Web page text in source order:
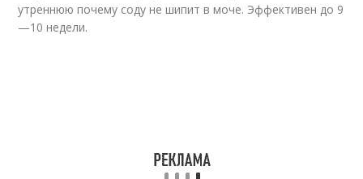
утреннюю почему соду не шипит в моче. Эффективен до 9
—10 недели.